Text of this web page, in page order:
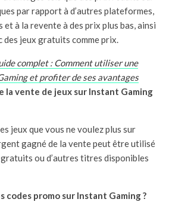
par rapport à d’autres plateformes,
et à la revente à des prix plus bas, ainsi
des jeux gratuits comme prix.
complet : Comment utiliser une
et profiter de ses avantages
la vente de jeux sur Instant Gaming
jeux que vous ne voulez plus sur
gagné de la vente peut être utilisé
ou d’autres titres disponibles
codes promo sur Instant Gaming ?